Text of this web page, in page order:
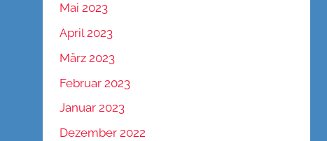
Mai 2023
April 2023
März 2023
Februar 2023
Januar 2023
Dezember 2022